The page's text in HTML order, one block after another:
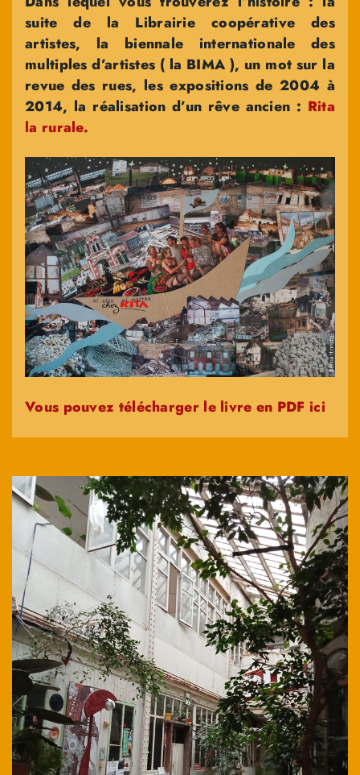
suite de la Librairie coopérative des
artistes, la biennale internationale des
multiples d’artistes ( la BIMA ), un mot sur la
revue des rues, les expositions de 2004 à
2014, la réalisation d’un rêve ancien : Rita
la rurale.
Vous pouvez télécharger le livre en PDF ici